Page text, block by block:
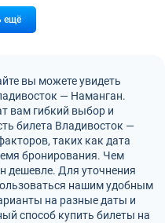
ещё
вы можете увидеть
— Наманган.
вам гибкий выбор и
билета Владивосток —
таких как дата
бронирования. Чем
дешевле. Для уточнения
нашим удобным
на разные даты и
способ купить билеты на